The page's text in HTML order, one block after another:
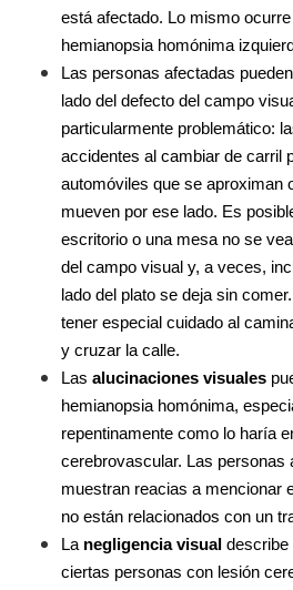
está afectado. Lo mismo
hemianopsia homónima
Las personas afectadas
lado del defecto del campo
particularmente problemático:
accidentes al cambiar de carril
automóviles que se aproximan
mueven por ese lado. Es
escritorio o una mesa no se
del campo visual y, a veces,
lado del plato se deja sin
tener especial cuidado al
y cruzar la calle.
Las alucinaciones visuales
hemianopsia homónima,
repentinamente como lo haría
cerebrovascular. Las personas
muestran reacias a mencionar
no están relacionados con un
La negligencia visual describe
ciertas personas con lesión